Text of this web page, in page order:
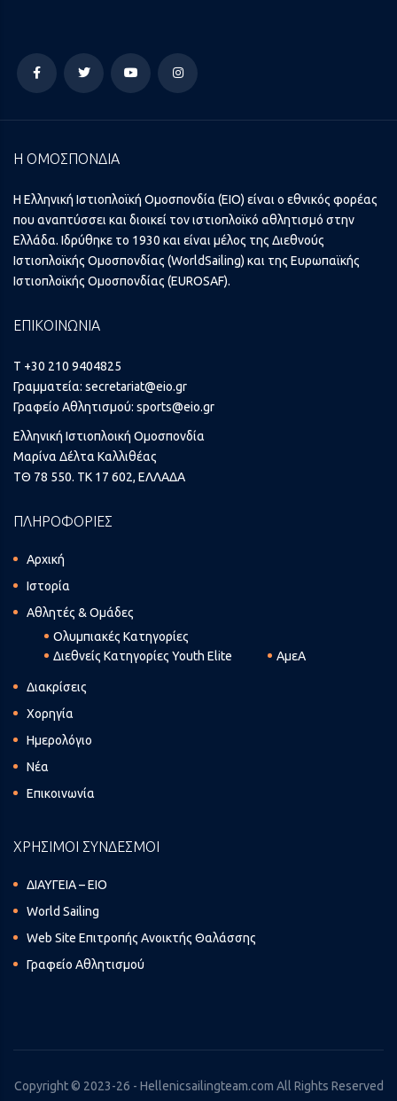
Η ΟΜΟΣΠΟΝΔΙΑ
Η Ελληνική Ιστιοπλοϊκή Ομοσπονδία (ΕΙΟ) είναι ο εθνικός φορέας
που αναπτύσσει και διοικεί τον ιστιοπλοϊκό αθλητισμό στην
Ελλάδα. Ιδρύθηκε το 1930 και είναι μέλος της Διεθνούς
Ιστιοπλοϊκής Ομοσπονδίας (WorldSailing) και της Ευρωπαϊκής
Ιστιοπλοϊκής Ομοσπονδίας (EUROSAF).
ΕΠΙΚΟΙΝΩΝΙΑ
T +30 210 9404825
Γραμματεία: secretariat@eio.gr
Γραφείο Αθλητισμού: sports@eio.gr
Ελληνική Ιστιοπλοική Ομοσπονδία
Μαρίνα Δέλτα Καλλιθέας
ΤΘ 78 550. ΤΚ 17 602, ΕΛΛΑΔΑ
ΠΛΗΡΟΦΟΡΙΕΣ
Αρχική
Ιστορία
Αθλητές & Ομάδες
Ολυμπιακές Κατηγορίες
Διεθνείς Κατηγορίες Youth Elite
ΑμεΑ
Διακρίσεις
Χορηγία
Ημερολόγιο
Νέα
Επικοινωνία
ΧΡΗΣΙΜΟΙ ΣΥΝΔΕΣΜΟΙ
ΔΙΑΥΓΕΙΑ – ΕΙΟ
World Sailing
Web Site Επιτροπής Ανοικτής Θαλάσσης
Γραφείο Αθλητισμού
Copyright © 2023-26 - Hellenicsailingteam.com All Rights Reserved